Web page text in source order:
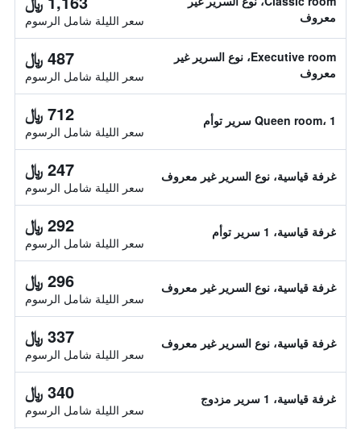
معروف
سعر الليلة شامل الرسوم
Executive room، نوع السرير غير
معروف
487 ﷼
سعر الليلة شامل الرسوم
Queen room، 1 سرير توأم 712 ﷼
سعر الليلة شامل الرسوم
غرفة قياسية، نوع السرير غير معروف 247 ﷼
سعر الليلة شامل الرسوم
غرفة قياسية، 1 سرير توأم 292 ﷼
سعر الليلة شامل الرسوم
غرفة قياسية، نوع السرير غير معروف 296 ﷼
سعر الليلة شامل الرسوم
غرفة قياسية، نوع السرير غير معروف 337 ﷼
سعر الليلة شامل الرسوم
غرفة قياسية، 1 سرير مزدوج 340 ﷼
سعر الليلة شامل الرسوم